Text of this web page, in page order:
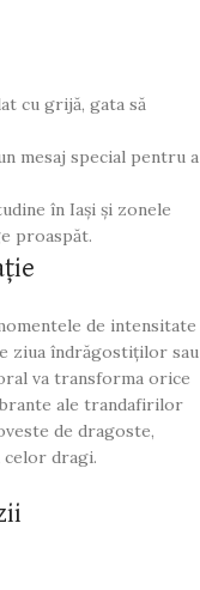
cu grijă, gata să
mesaj special pentru a
în Iași și zonele
proaspăt.
de intensitate
ziua îndrăgostiților sau
va transforma orice
ale trandafirilor
de dragoste,
celor dragi.